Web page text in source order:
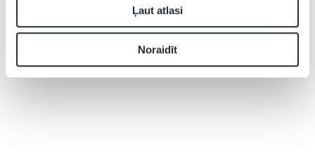
Ļaut atlasi
Noraidīt